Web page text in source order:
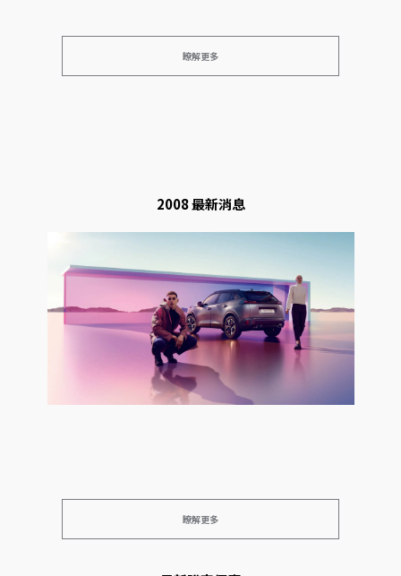
瞭解更多
2008 最新消息
瞭解更多